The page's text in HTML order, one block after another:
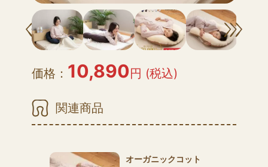
価格： 10,890 円 (税込)
関連商品
オーガニックコット